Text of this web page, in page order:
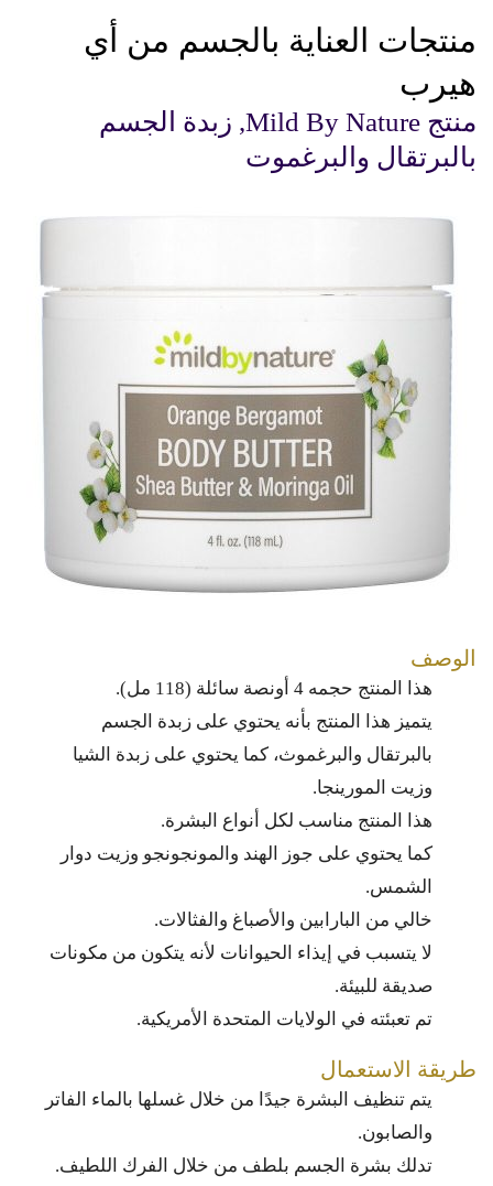
منتجات العناية بالجسم من أي
هيرب
منتج Mild By Nature, زبدة الجسم
بالبرتقال والبرغموت
الوصف
هذا المنتج حجمه 4 أونصة سائلة (118 مل).
يتميز هذا المنتج بأنه يحتوي على زبدة الجسم
بالبرتقال والبرغموث، كما يحتوي على زبدة الشيا
وزيت المورينجا.
هذا المنتج مناسب لكل أنواع البشرة.
كما يحتوي على جوز الهند والمونجونجو وزيت دوار
الشمس.
خالي من البارابين والأصباغ والفثالات.
لا يتسبب في إيذاء الحيوانات لأنه يتكون من مكونات
صديقة للبيئة.
تم تعبئته في الولايات المتحدة الأمريكية.
طريقة الاستعمال
يتم تنظيف البشرة جيدًا من خلال غسلها بالماء الفاتر
والصابون.
تدلك بشرة الجسم بلطف من خلال الفرك اللطيف.